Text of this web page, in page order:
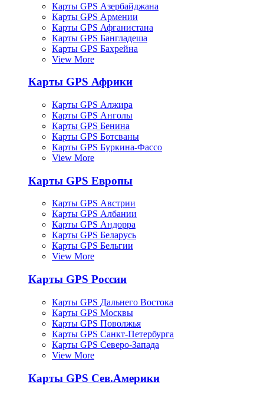
Карты GPS Азербайджана
Карты GPS Армении
Карты GPS Афганистана
Карты GPS Бангладеша
Карты GPS Бахрейна
View More
Карты GPS Африки
Карты GPS Алжира
Карты GPS Анголы
Карты GPS Бенина
Карты GPS Ботсваны
Карты GPS Буркина-Фассо
View More
Карты GPS Европы
Карты GPS Австрии
Карты GPS Албании
Карты GPS Андорра
Карты GPS Беларусь
Карты GPS Бельгии
View More
Карты GPS России
Карты GPS Дальнего Востока
Карты GPS Москвы
Карты GPS Поволжья
Карты GPS Санкт-Петербурга
Карты GPS Северо-Запада
View More
Карты GPS Сев.Америки